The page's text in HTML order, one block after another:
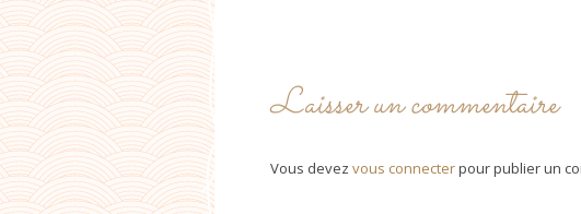
Laisser un commentaire
Vous devez vous connecterpour publier un